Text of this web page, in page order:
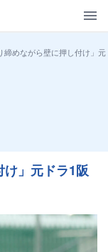
締めながら壁に押し付け」
け」元ドラ1阪